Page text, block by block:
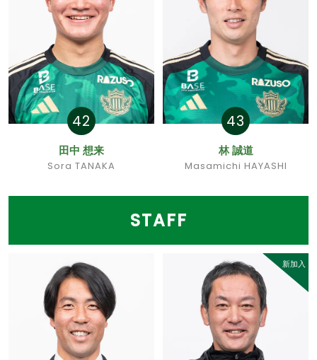
42
田中 想来
Sora TANAKA
43
林 誠道
Masamichi HAYASHI
STAFF
新加入